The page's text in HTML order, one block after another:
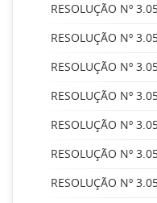
RESOLUÇÃO Nº
RESOLUÇÃO Nº
RESOLUÇÃO Nº
RESOLUÇÃO Nº
RESOLUÇÃO Nº
RESOLUÇÃO Nº
RESOLUÇÃO Nº